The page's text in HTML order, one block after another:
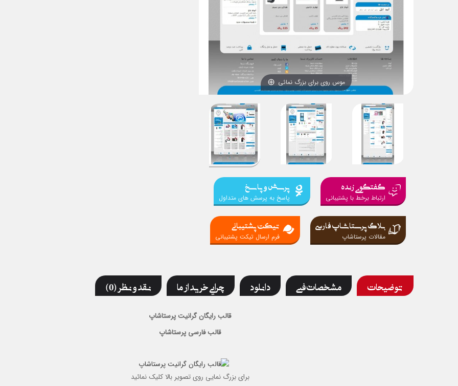
موس روی برای بزرگ نمائی
گفتگوی زنده
ارتباط برخط با پشتیبانی
پرسش و پاسخ
پاسخ به پرسش های متداول
بلاگ پرستاشاپ فارسی
مقالات پرستاشاپ
تیکت پشتیبانی
فرم ارسال تیکت پشتیبانی
توضیحات مشخصات فنی دانلود چرایی خرید از ما نقد و نظر (0)
قالب رایگان گرانیت پرستاشاپ
قالب فارسی پرستاشاپ
برای بزرگ نمایی روی تصویر بالا کلیک نمائید